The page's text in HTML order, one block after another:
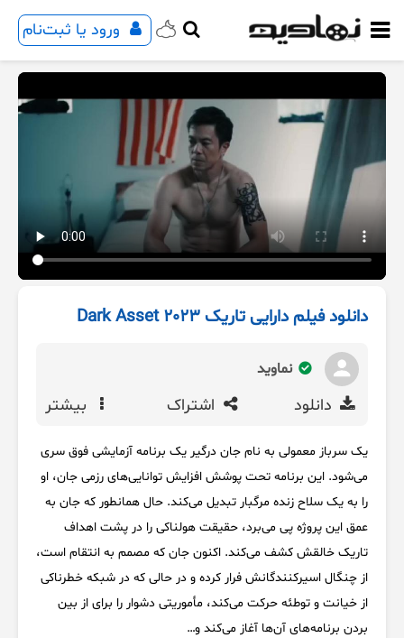
ورود یا ثبت‌نام
دانلود فیلم دارایی تاریک Dark Asset 2023
نماوید
دانلود اشتراک بیشتر
یک سرباز معمولی به نام جان درگیر یک برنامه آزمایشی فوق سری
می‌شود. این برنامه تحت پوشش افزایش توانایی‌های رزمی جان، او
را به یک سلاح زنده مرگبار تبدیل می‌کند. حال همانطور که جان به
عمق این پروژه پی می‌برد، حقیقت هولناکی را در پشت اهداف
تاریک خالقش کشف می‌کند. اکنون جان که مصمم به انتقام است،
از چنگال اسیرکنندگانش فرار کرده و در حالی که در شبکه خطرناکی
از خیانت و توطئه حرکت می‌کند، مأموریتی دشوار را برای از بین
بردن برنامه‌های آن‌ها آغاز می‌کند و…